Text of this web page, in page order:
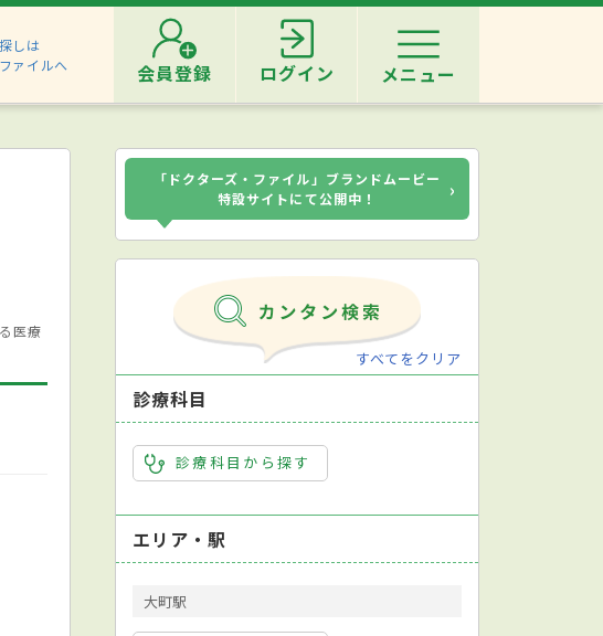
しは
ァイルへ
会員登録 ログイン メニュー
医療
「ドクターズ・ファイル」ブランドムービー
特設サイトにて公開中！
›
すべてをクリア
診療科目
診療科目から探す
エリア・駅
大町駅